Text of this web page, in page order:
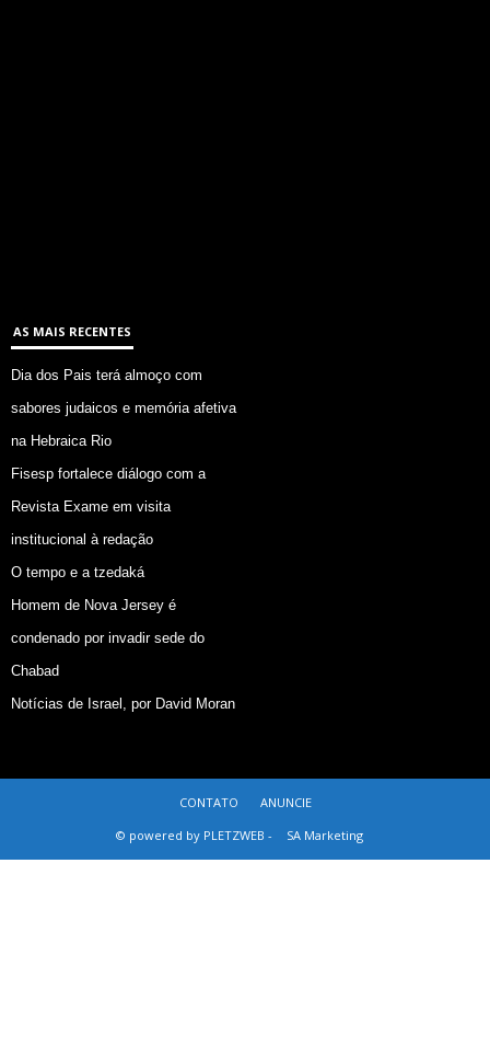
AS MAIS RECENTES
Dia dos Pais terá almoço com
sabores judaicos e memória afetiva
na Hebraica Rio
Fisesp fortalece diálogo com a
Revista Exame em visita
institucional à redação
O tempo e a tzedaká
Homem de Nova Jersey é
condenado por invadir sede do
Chabad
Notícias de Israel, por David Moran
CONTATO
ANUNCIE
© powered by PLETZWEB -
SA Marketing